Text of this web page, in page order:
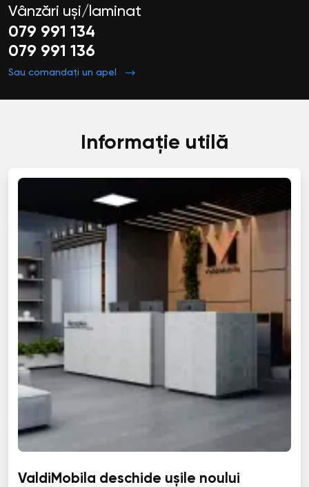
Vânzări uși/laminat
079 991 134
079 991 136
Sau comandați un apel
Informație utilă
ValdiMobila deschide ușile noului